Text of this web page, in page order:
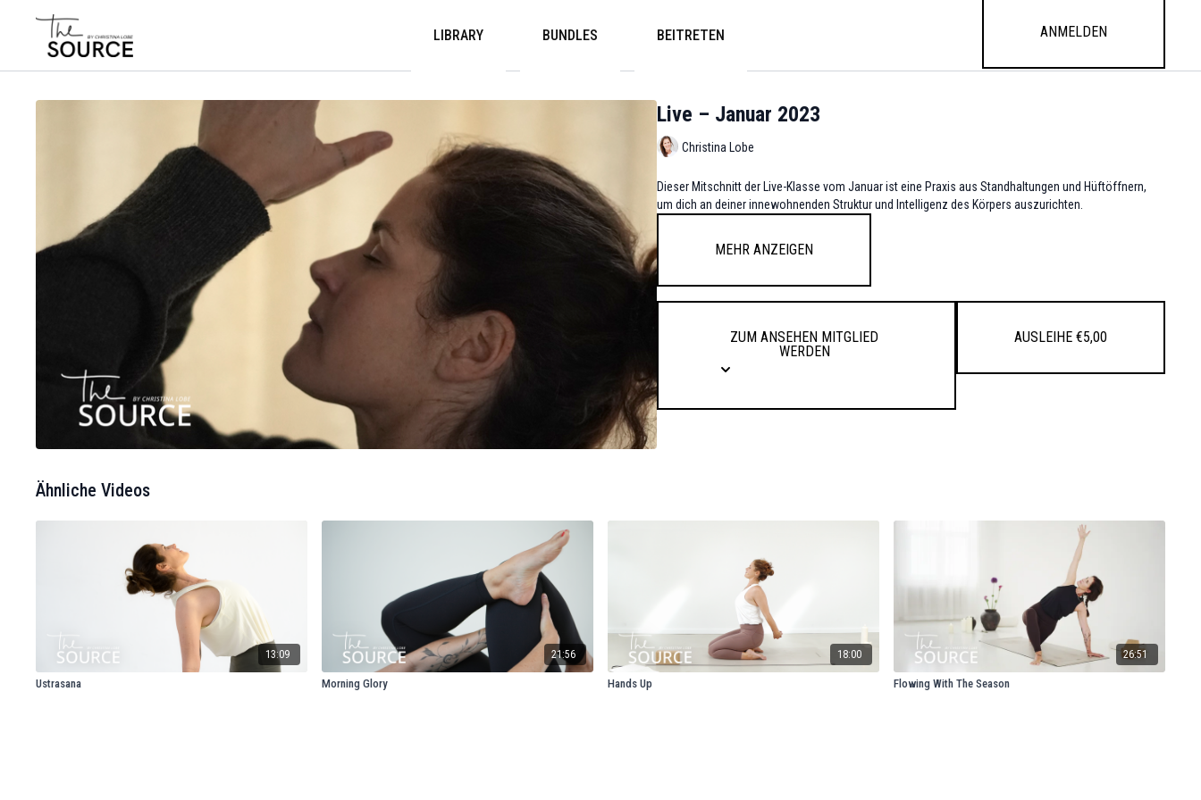
LIBRARY BUNDLES BEITRETEN Anmelden
Live – Januar 2023
Christina Lobe
Dieser Mitschnitt der Live-Klasse vom Januar ist eine Praxis aus Standhaltungen und Hüftöffnern,
um dich an deiner innewohnenden Struktur und Intelligenz des Körpers auszurichten.
Mehr anzeigen
Zum Ansehen Mitglied
werden
Ausleihe €5,00
Ähnliche Videos
13:09
Ustrasana
21:56
Morning Glory
18:00
Hands Up
26:51
Flowing With The Season